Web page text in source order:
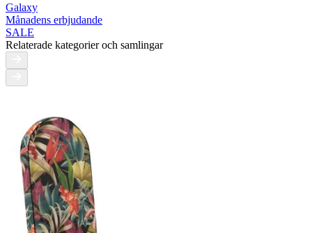
Galaxy
Månadens erbjudande
SALE
Relaterade kategorier och samlingar